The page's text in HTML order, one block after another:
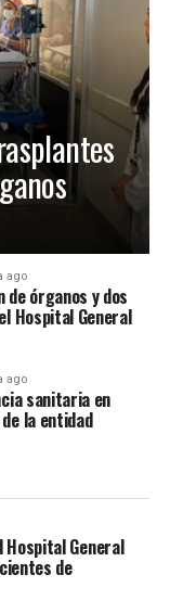
ago
de órganos y dos
Hospital General
ago
sanitaria en
la entidad
General
de